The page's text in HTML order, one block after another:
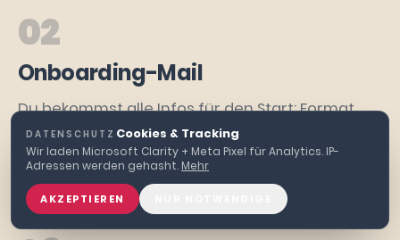
02
Onboarding-Mail
Du bekommst alle Infos für den Start: Format,
Zugang, was du brauchst, was dich erwartet.
DIREKT NACH BESTÄTIGUNG
DATENSCHUTZ ·Cookies & Tracking
Wir laden Microsoft Clarity + Meta Pixel für Analytics. IP-
Adressen werden gehasht. Mehr
AKZEPTIEREN